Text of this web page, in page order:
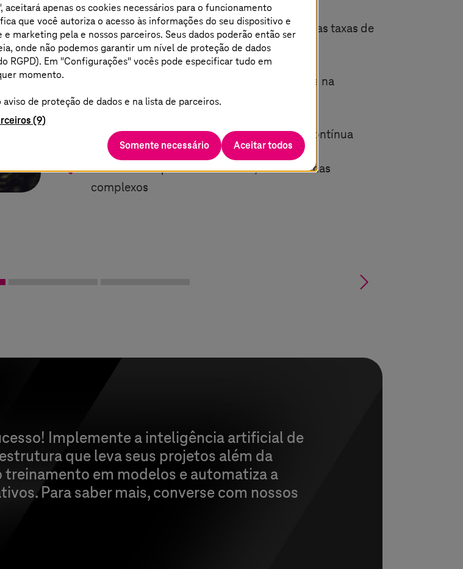
100% de controle de qualidade e redução das taxas de
erro na produção
Previsão antecipada e detecção de defeitos na
qualidade de pontos de solda
Gestão eficiente da qualidade e melhoria contínua
Sistemas de qualidade flexíveis, sem sistemas
complexos
§
Implemente a inteligência artificial de
que leva seus projetos além da
em modelos e automatiza a
Para saber mais, converse com nossos
apenas os cookies necessários para o funcionamento
que você autoriza o acesso às informações do seu dispositivo e
e marketing pelae nossos parceiros. Seus dados poderão então ser
onde não podemos garantir um nível de proteção de dados
RGPD). Em "Configurações" vocês pode especificar tudo em
momento.
de proteção de dados e na lista de parceiros.
(9)
Somente necessário Aceitar todos